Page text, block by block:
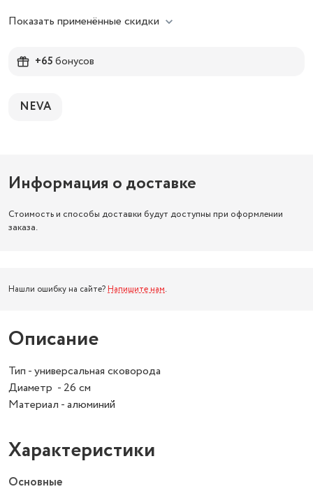
Показать применённые скидки
+65бонусов
NEVA
Информация о доставке
Стоимость и способы доставки будут доступны при оформлении
заказа.
Нашли ошибку на сайте? Напишите нам.
Описание
Тип - универсальная сковорода
Диаметр - 26 см
Материал - алюминий
Характеристики
Основные